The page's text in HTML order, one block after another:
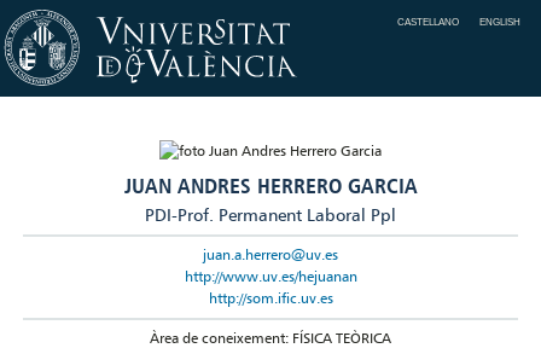
CASTELLANO ENGLISH
JUAN ANDRES HERRERO GARCIA
PDI-Prof. Permanent Laboral Ppl
juan.a.herrero@uv.es
http://www.uv.es/hejuanan
http://som.ific.uv.es
Àrea de coneixement: FÍSICA TEÒRICA